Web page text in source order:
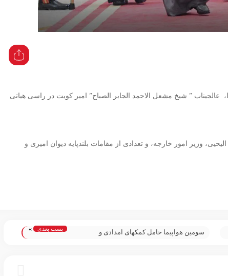
عالجیناب ” شیخ مشعل الاحمد الجابر الصباح” امیر کویت در راسی هیاتی
وزیر امور خارجه، و تعدادی از مقامات بلندپایه ديوان امیری و
سومین هواپیما حامل کمکهای امدادی و
پست بعدی »